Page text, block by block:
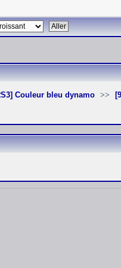
[RS3] Couleur bleu dynamo